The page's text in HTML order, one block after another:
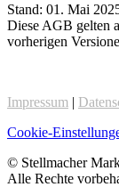
Stand: 01. Mai
Diese AGB gelten
vorherigen
Impressum |
Cookie-
© Stellmacher
Alle Rechte